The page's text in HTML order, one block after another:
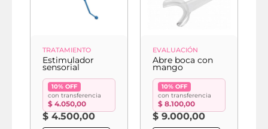
TRATAMIENTO
Estimulador
sensorial
10% OFF
con transferencia
$ 4.050,00
$ 4.500,00
EVALUACIÓN
Abre boca con
mango
10% OFF
con transferencia
$ 8.100,00
$ 9.000,00